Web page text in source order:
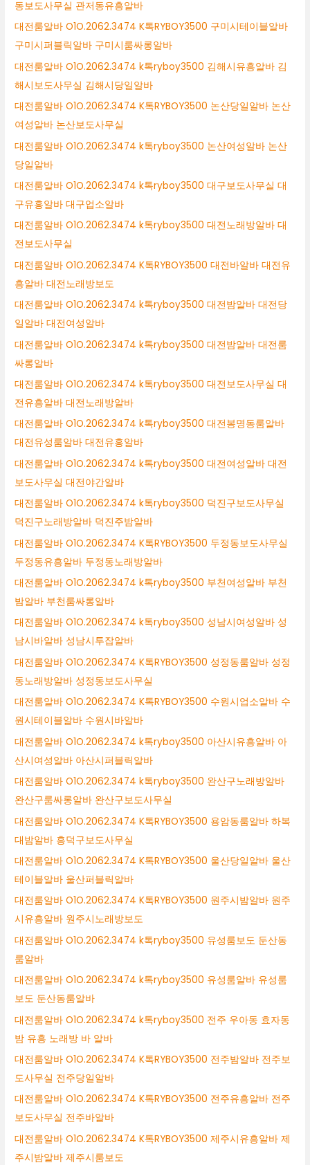
동보도사무실 관저동유흥알바
대전룸알바 O1O.2062.3474 K톡RYBOY3500 구미시테이블알바
구미시퍼블릭알바 구미시룸싸롱알바
대전룸알바 O1O.2062.3474 k톡ryboy3500 김해시유흥알바 김
해시보도사무실 김해시당일알바
대전룸알바 O1O.2062.3474 K톡RYBOY3500 논산당일알바 논산
여성알바 논산보도사무실
대전룸알바 O1O.2062.3474 k톡ryboy3500 논산여성알바 논산
당일알바
대전룸알바 O1O.2062.3474 k톡ryboy3500 대구보도사무실 대
구유흥알바 대구업소알바
대전룸알바 O1O.2062.3474 k톡ryboy3500 대전노래방알바 대
전보도사무실
대전룸알바 O1O.2062.3474 K톡RYBOY3500 대전바알바 대전유
흥알바 대전노래방보도
대전룸알바 O1O.2062.3474 k톡ryboy3500 대전밤알바 대전당
일알바 대전여성알바
대전룸알바 O1O.2062.3474 k톡ryboy3500 대전밤알바 대전룸
싸롱알바
대전룸알바 O1O.2062.3474 k톡ryboy3500 대전보도사무실 대
전유흥알바 대전노래방알바
대전룸알바 O1O.2062.3474 k톡ryboy3500 대전봉명동룸알바
대전유성룸알바 대전유흥알바
대전룸알바 O1O.2062.3474 k톡ryboy3500 대전여성알바 대전
보도사무실 대전야간알바
대전룸알바 O1O.2062.3474 k톡ryboy3500 덕진구보도사무실
덕진구노래방알바 덕진주밤알바
대전룸알바 O1O.2062.3474 K톡RYBOY3500 두정동보도사무실
두정동유흥알바 두정동노래방알바
대전룸알바 O1O.2062.3474 k톡ryboy3500 부천여성알바 부천
밤알바 부천룸싸롱알바
대전룸알바 O1O.2062.3474 k톡ryboy3500 성남시여성알바 성
남시바알바 성남시투잡알바
대전룸알바 O1O.2062.3474 K톡RYBOY3500 성정동룸알바 성정
동노래방알바 성정동보도사무실
대전룸알바 O1O.2062.3474 K톡RYBOY3500 수원시업소알바 수
원시테이블알바 수원시바알바
대전룸알바 O1O.2062.3474 k톡ryboy3500 아산시유흥알바 아
산시여성알바 아산시퍼블릭알바
대전룸알바 O1O.2062.3474 k톡ryboy3500 완산구노래방알바
완산구룸싸롱알바 완산구보도사무실
대전룸알바 O1O.2062.3474 K톡RYBOY3500 용암동룸알바 하복
대밤알바 흥덕구보도사무실
대전룸알바 O1O.2062.3474 K톡RYBOY3500 울산당일알바 울산
테이블알바 울산퍼블릭알바
대전룸알바 O1O.2062.3474 K톡RYBOY3500 원주시밤알바 원주
시유흥알바 원주시노래방보도
대전룸알바 O1O.2062.3474 k톡ryboy3500 유성룸보도 둔산동
룸알바
대전룸알바 O1O.2062.3474 k톡ryboy3500 유성룸알바 유성룸
보도 둔산동룸알바
대전룸알바 O1O.2062.3474 k톡ryboy3500 전주 우아동 효자동
밤 유흥 노래방 바 알바
대전룸알바 O1O.2062.3474 K톡RYBOY3500 전주밤알바 전주보
도사무실 전주당일알바
대전룸알바 O1O.2062.3474 K톡RYBOY3500 전주유흥알바 전주
보도사무실 전주바알바
대전룸알바 O1O.2062.3474 K톡RYBOY3500 제주시유흥알바 제
주시밤알바 제주시룸보도